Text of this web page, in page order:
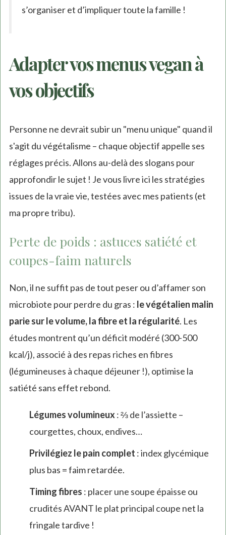
s’organiser et d’impliquer toute la famille !
Adapter vos menus vegan à
vos objectifs
Personne ne devrait subir un "menu unique" quand il
s'agit du végétalisme – chaque objectif appelle ses
réglages précis. Allons au-delà des slogans pour
approfondir le sujet ! Je vous livre ici les stratégies
issues de la vraie vie, testées avec mes patients (et
ma propre tribu).
Perte de poids : astuces satiété et
coupes-faim naturels
Non, il ne suffit pas de tout peser ou d’affamer son
microbiote pour perdre du gras : le végétalien malin
parie sur le volume, la fibre et la régularité. Les
études montrent qu’un déficit modéré (300-500
kcal/j), associé à des repas riches en fibres
(légumineuses à chaque déjeuner !), optimise la
satiété sans effet rebond.
Légumes volumineux: ⅔ de l’assiette –
courgettes, choux, endives…
Privilégiez le pain complet : index glycémique
plus bas = faim retardée.
Timing fibres : placer une soupe épaisse ou
crudités AVANT le plat principal coupe net la
fringale tardive !